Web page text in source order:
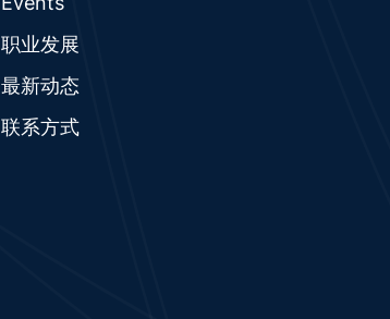
职业发展
最新动态
联系方式